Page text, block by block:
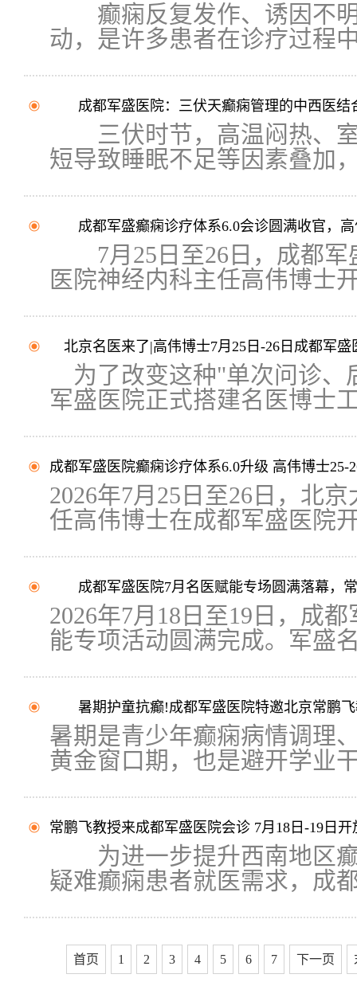
癫痫反复发作、诱因不明
动，是许多患者在诊疗过程
成都军盛医院：三伏天癫痫管理的中西医结
三伏时节，高温闷热、室
短导致睡眠不足等因素叠加
成都军盛癫痫诊疗体系6.0会诊圆满收官，高
7月25日至26日，成都军
医院神经内科主任高伟博士
北京名医来了|高伟博士7月25日-26日成都军
为了改变这种"单次问诊、
军盛医院正式搭建名医博士
成都军盛医院癫痫诊疗体系6.0升级 高伟博士25-
2026年7月25日至26日，北
任高伟博士在成都军盛医院
成都军盛医院7月名医赋能专场圆满落幕，
2026年7月18日至19日，成
能专项活动圆满完成。军盛
暑期护童抗癫!成都军盛医院特邀北京常鹏飞
暑期是青少年癫痫病情调理
黄金窗口期，也是避开学业
常鹏飞教授来成都军盛医院会诊 7月18日-19日开
为进一步提升西南地区癫
疑难癫痫患者就医需求，成
首页 1 2 3 4 5 6 7 下一页